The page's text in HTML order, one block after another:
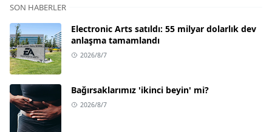
SON HABERLER
Electronic Arts satıldı: 55 milyar dolarlık dev
anlaşma tamamlandı
2026/8/7
Bağırsaklarımız 'ikinci beyin' mi?
2026/8/7